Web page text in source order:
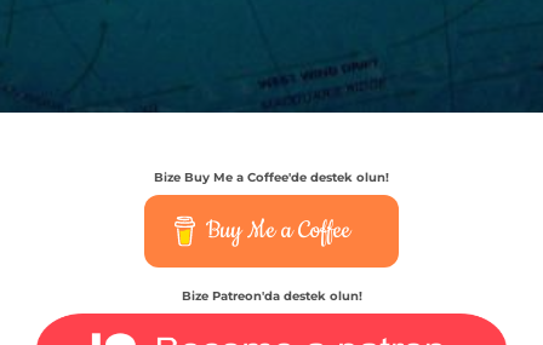
Bize Buy Me a Coffee'de destek olun!
Buy Me a Coffee
Bize Patreon'da destek olun!